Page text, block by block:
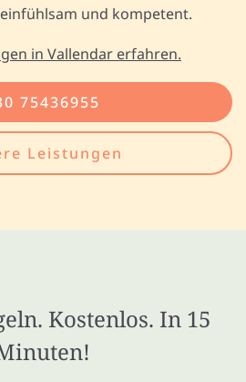
und kompetent.
in Vallendar erfahren.
75436955
Leistungen
Kostenlos. In 15